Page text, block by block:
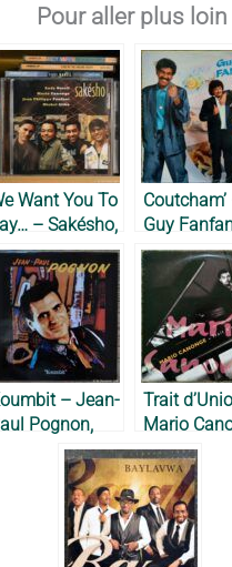
Pour aller plus loin
Want You To
– Sakésho,
Coutcham’
Guy
1987
– Jean-
Pognon,
Trait
Mario
1993